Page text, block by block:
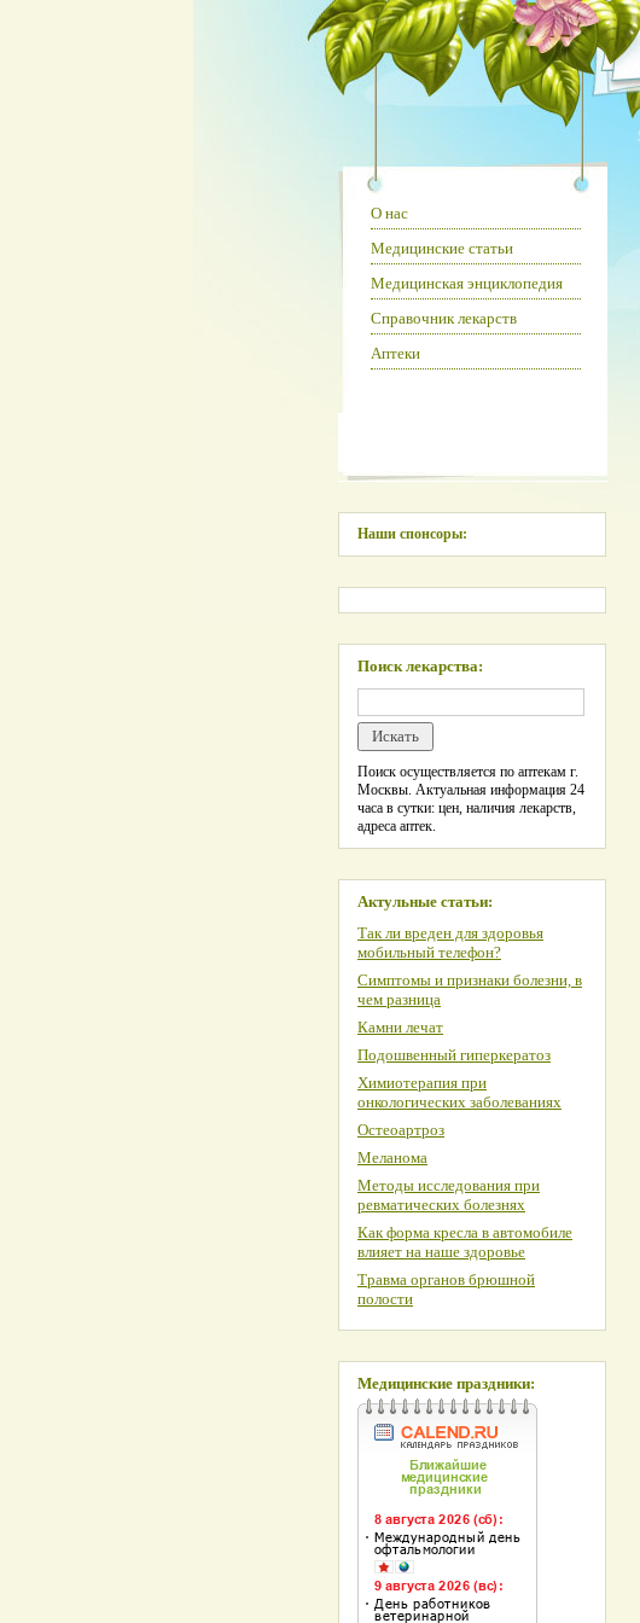
О нас
Медицинские статьи
Медицинская энциклопедия
Справочник лекарств
Аптеки
Наши спонсоры:
Поиск лекарства:
Поиск осуществляется по аптекам г.
Москвы. Актуальная информация 24
часа в сутки: цен, наличия лекарств,
адреса аптек.
Актульные статьи:
Так ли вреден для здоровья
мобильный телефон?
Симптомы и признаки болезни, в
чем разница
Камни лечат
Подошвенный гиперкератоз
Химиотерапия при
онкологических заболеваниях
Остеоартроз
Меланома
Методы исследования при
ревматических болезнях
Как форма кресла в автомобиле
влияет на наше здоровье
Травма органов брюшной
полости
Медицинские праздники: